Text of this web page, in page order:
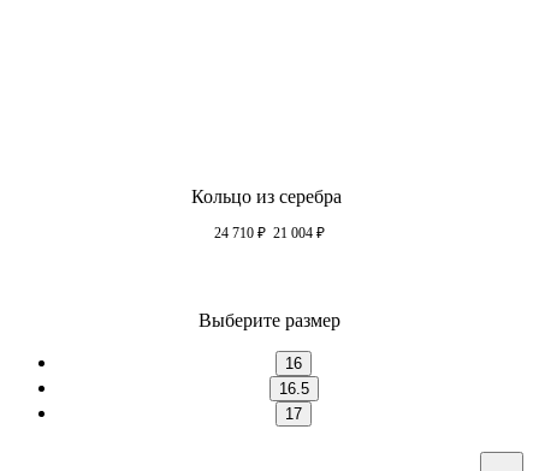
Кольцо из серебра
24 710 ₽ 21 004 ₽
Выберите размер
16
16.5
17